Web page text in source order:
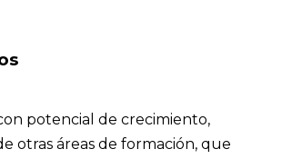
potencial de crecimiento,
otras áreas de formación, que